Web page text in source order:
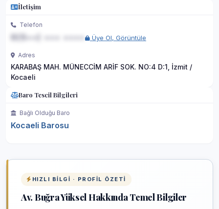
İletişim
Telefon
Üye Ol, Görüntüle
Adres
KARABAŞ MAH. MÜNECCİM ARİF SOK. NO:4 D:1, İzmit /
Kocaeli
Baro Tescil Bilgileri
Bağlı Olduğu Baro
Kocaeli Barosu
HIZLI BILGI · PROFIL ÖZETI
Av. Buğra Yüksel Hakkında Temel Bilgiler